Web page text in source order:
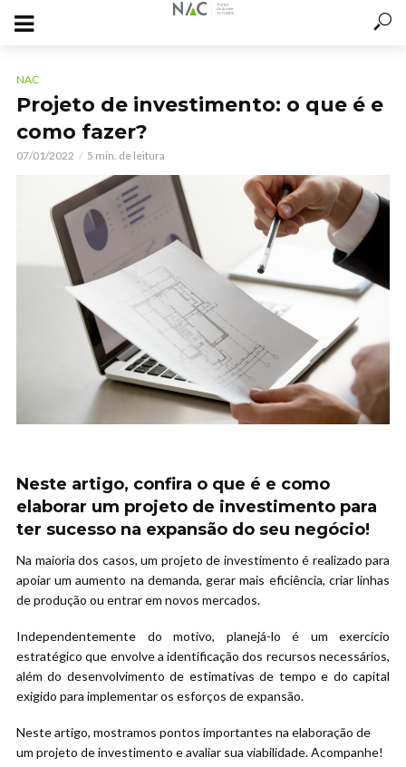
NAC
Projeto de investimento: o que é e
como fazer?
07/01/2022 5 min. de leitura
Neste artigo, confira o que é e como
elaborar um projeto de investimento para
ter sucesso na expansão do seu negócio!
Na maioria dos casos, um projeto de investimento é realizado para
apoiar um aumento na demanda, gerar mais eficiência, criar linhas
de produção ou entrar em novos mercados.
Independentemente do motivo, planejá-lo é um exercício
estratégico que envolve a identificação dos recursos necessários,
além do desenvolvimento de estimativas de tempo e do capital
exigido para implementar os esforços de expansão.
Neste artigo, mostramos pontos importantes na elaboração de
um projeto de investimento e avaliar sua viabilidade. Acompanhe!